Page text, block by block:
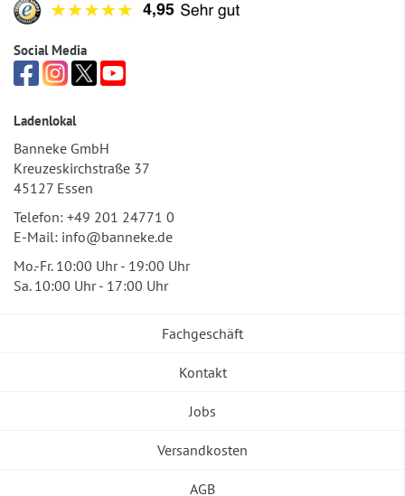
Social Media
Ladenlokal
Banneke GmbH
Kreuzeskirchstraße 37
45127 Essen
Telefon: +49 201 24771 0
E-Mail: info@banneke.de
Mo.-Fr. 10:00 Uhr - 19:00 Uhr
Sa. 10:00 Uhr - 17:00 Uhr
Fachgeschäft
Kontakt
Jobs
Versandkosten
AGB